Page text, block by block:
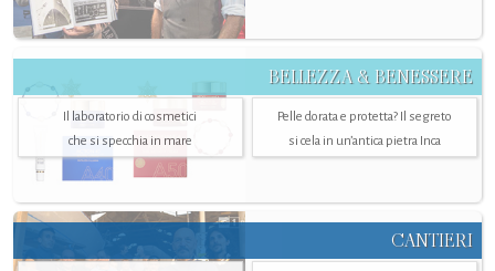
BELLEZZA & BENESSERE
Il laboratorio di cosmetici
che si specchia in mare
Pelle dorata e protetta? Il segreto
si cela in un’antica pietra Inca
CANTIERI